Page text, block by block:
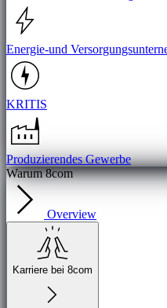
Energie-und
KRITIS
Produzierendes Gewerbe
Warum 8com
Overview
Karriere bei 8com